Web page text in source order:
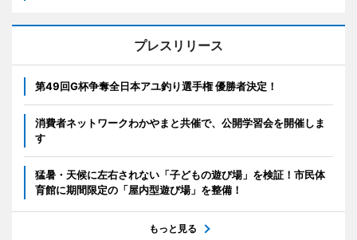
プレスリリース
第49回G杯争奪全日本アユ釣り選手権 優勝者決定！
消費者ネットワークわかやまと共催で、公開学習会を開催しま
す
猛暑・天候に左右されない「子どもの遊び場」を検証！市民体
育館に期間限定の「屋内型遊び場」を整備！
もっと見る